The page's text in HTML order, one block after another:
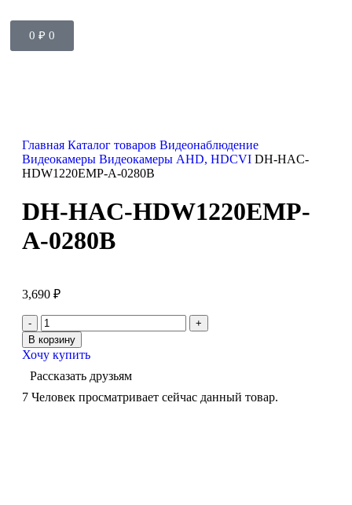
0 ₽ 0
Главная Каталог товаров Видеонаблюдение
Видеокамеры Видеокамеры AHD, HDCVI DH-HAC-
HDW1220EMP-A-0280B
DH-HAC-HDW1220EMP-
A-0280B
3,690 ₽
В корзину
Хочу купить
Рассказать друзьям
7 Человек просматривает сейчас данный товар.